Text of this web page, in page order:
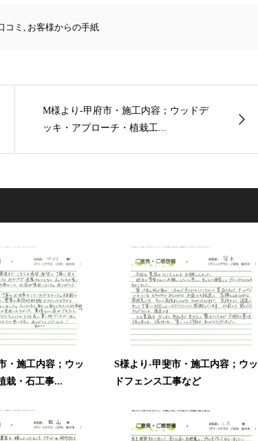
コミ お客様からの手紙
M様より-甲府市・施工内容；ウッドデ
ッキ・アプローチ・植栽工...
・施工内容；ウッ
栽・石工事...
S様より-甲斐市・施工内容；ウッ
ドフェンス工事など